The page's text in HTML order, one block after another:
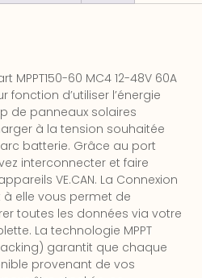
MPPT150-60 MC4 12-48V 60A
fonction d’utiliser l’énergie
de panneaux solaires
à la tension souhaitée
batterie. Grâce au port
interconnecter et faire
VE.CAN. La Connexion
elle vous permet de
toutes les données via votre
La technologie MPPT
garantit que chaque
provenant de vos